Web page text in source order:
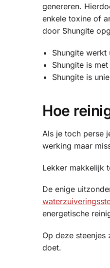
genereren.
enkele toxine of
door Shungite
Shungite werkt
Shungite is
Shungite is
Hoe
Als je toch perse
werking maar
Lekker makkelijk
De enige
energetische
Op deze
doet.